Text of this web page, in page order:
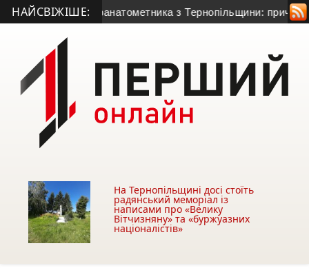
НАЙСВІЖІШЕ:
50-річного гранатометника з Тернопільщини: причина
На Тернопільщині досі стоїть
радянський меморіал із
написами про «Велику
Вітчизняну» та «буржуазних
націоналістів»